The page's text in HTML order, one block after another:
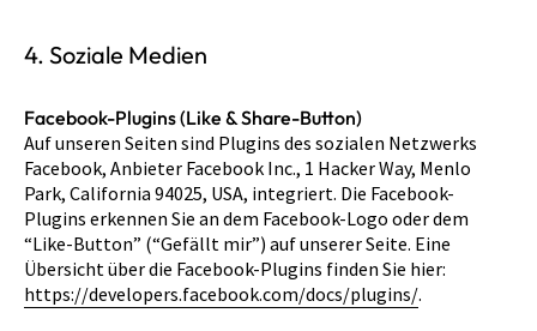
4. Soziale Medien
Facebook-Plugins (Like & Share-Button)
Auf unseren Seiten sind Plugins des sozialen Netzwerks
Facebook, Anbieter Facebook Inc., 1 Hacker Way, Menlo
Park, California 94025, USA, integriert. Die Facebook-
Plugins erkennen Sie an dem Facebook-Logo oder dem
“Like-Button” (“Gefällt mir”) auf unserer Seite. Eine
Übersicht über die Facebook-Plugins finden Sie hier:
https://developers.facebook.com/docs/plugins/.